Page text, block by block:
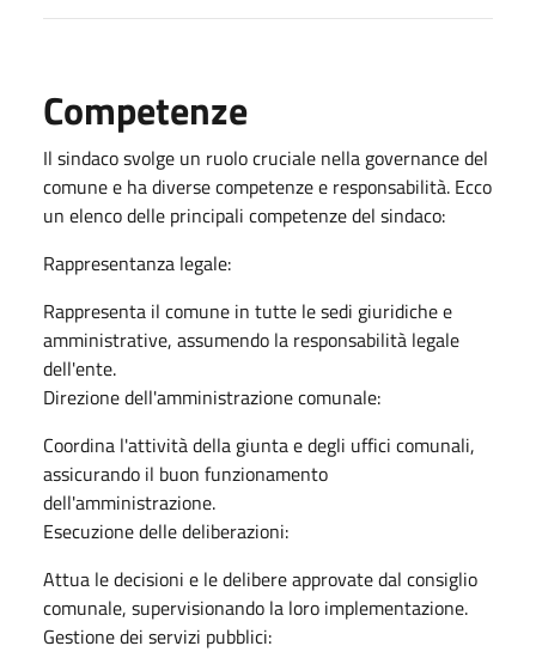
Competenze
Il sindaco svolge un ruolo cruciale nella governance del
comune e ha diverse competenze e responsabilità. Ecco
un elenco delle principali competenze del sindaco:
Rappresentanza legale:
Rappresenta il comune in tutte le sedi giuridiche e
amministrative, assumendo la responsabilità legale
dell'ente.
Direzione dell'amministrazione comunale:
Coordina l'attività della giunta e degli uffici comunali,
assicurando il buon funzionamento
dell'amministrazione.
Esecuzione delle deliberazioni:
Attua le decisioni e le delibere approvate dal consiglio
comunale, supervisionando la loro implementazione.
Gestione dei servizi pubblici: